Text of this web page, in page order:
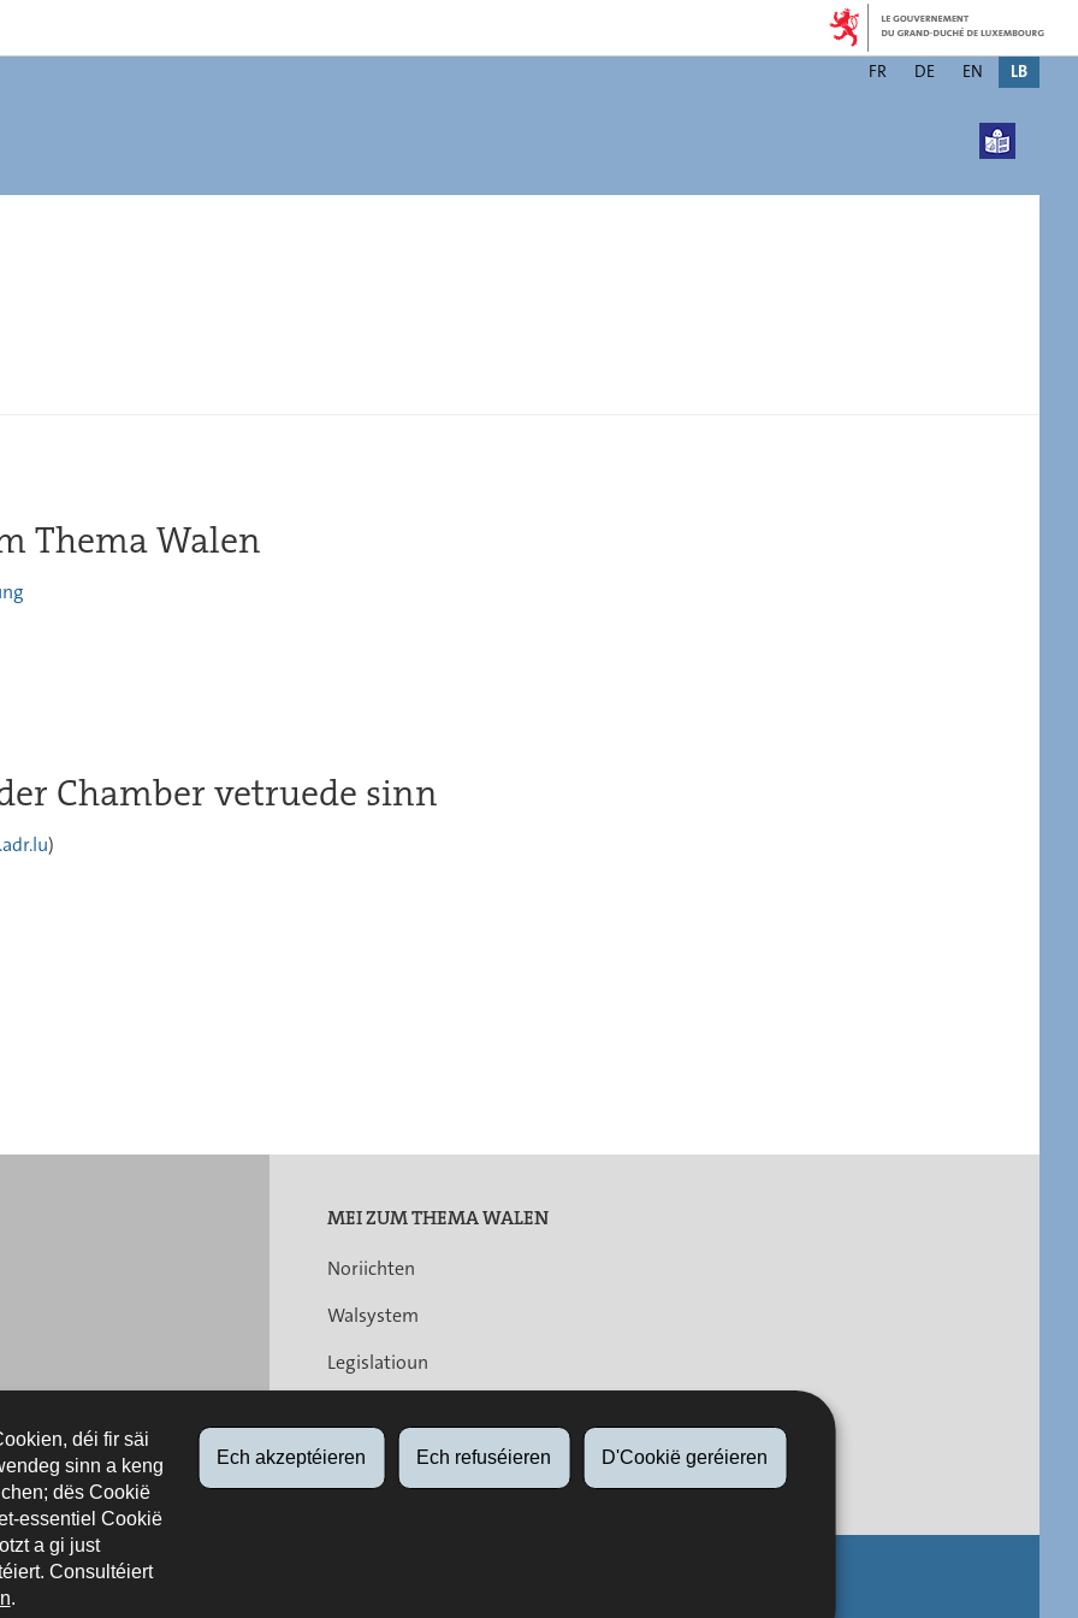
déi fir säi
sinn a keng
dës Cookië
essentiel Cookië
a gi just
Consultéiert
.
Ech akzeptéieren Ech refuséieren D'Cookië geréieren
Changer
FR DE EN LB
Thema Walen
Chamber vetruede sinn
)
MEI ZUM THEMA WALEN
Noriichten
Walsystem
Legislatioun
Accessibilitéit
Rechtlech Aspekter